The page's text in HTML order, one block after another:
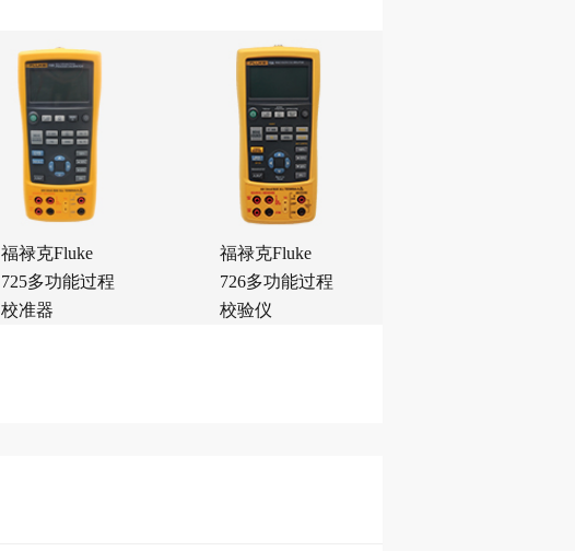
福禄克Fluke
725多功能过程
校准器
福禄克Fluke
726多功能过程
校验仪